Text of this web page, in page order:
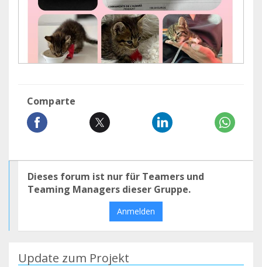
Comparte
Dieses forum ist nur für Teamers und
Teaming Managers dieser Gruppe.
Anmelden
Update zum Projekt